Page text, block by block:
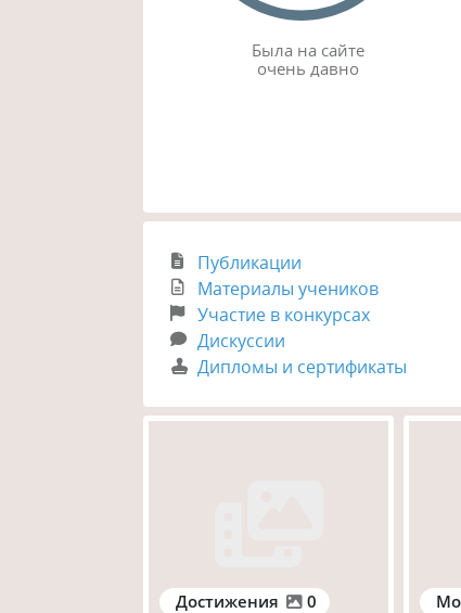
Была на сайте
очень давно
Публикации
Материалы учеников
Участие в конкурсах
Дискуссии
Дипломы и сертификаты
Достижения 0